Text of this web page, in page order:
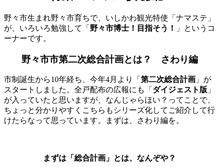
野々市生まれ野々市育ちで、いしかわ観光特使「ナマステ」
が、いろいろ勉強して「 野々市博士！目指そう！
」というコ
ーナーです。
野々市市第二次総合計画とは？ さわり編
市制誕生から10年経ち、今年4月より「 第二次総合計画 」が
スタートしました。全戸配布の広報にも「 ダイジェスト版 」
が入っていたと思いますが、なんじゃらほい？ってことで、
ちょっと分かりやすくこちらもシリーズ化してご紹介して行
けたらなって思っています。まずは、さわり編を。
まずは「総合計画」とは、なんぞや？